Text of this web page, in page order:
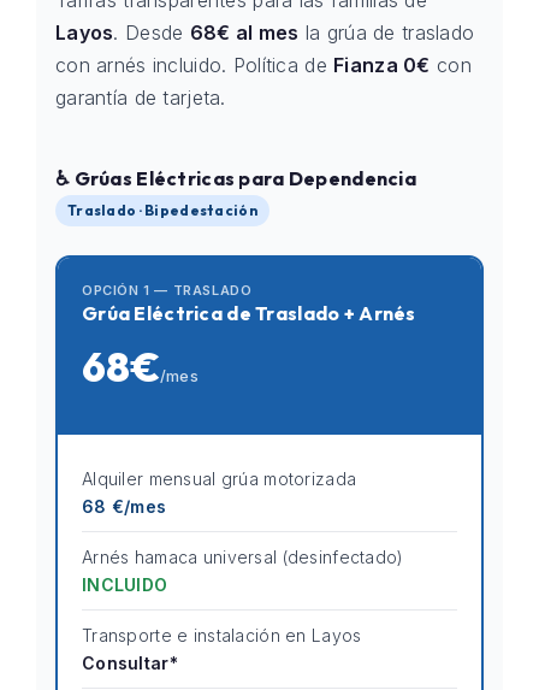
Layos. Desde 68€ al mes la grúa de traslado
con arnés incluido. Política de Fianza 0€ con
garantía de tarjeta.
♿ Grúas Eléctricas para Dependencia
Traslado · Bipedestación
OPCIÓN 1 — TRASLADO
Grúa Eléctrica de Traslado + Arnés
68€/mes
Alquiler mensual grúa motorizada
68 €/mes
Arnés hamaca universal (desinfectado)
INCLUIDO
Transporte e instalación en Layos
Consultar*